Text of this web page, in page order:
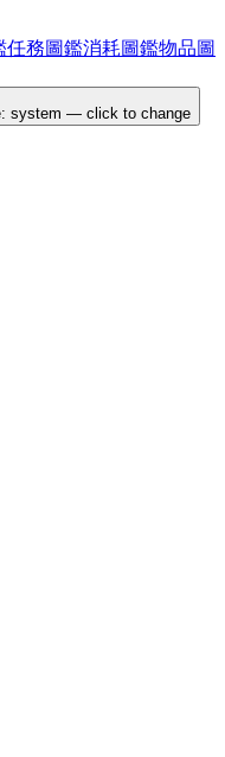
任務圖鑑消耗圖鑑物品圖
system — click to change